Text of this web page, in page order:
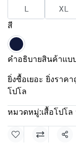
L
XL
สี
คำอธิบายสินค้าแบ
ยิ่งซื้อเยอะ ยิ่งราค
โปโล
หมวดหมู่:เสื้อโปโ
แชร์